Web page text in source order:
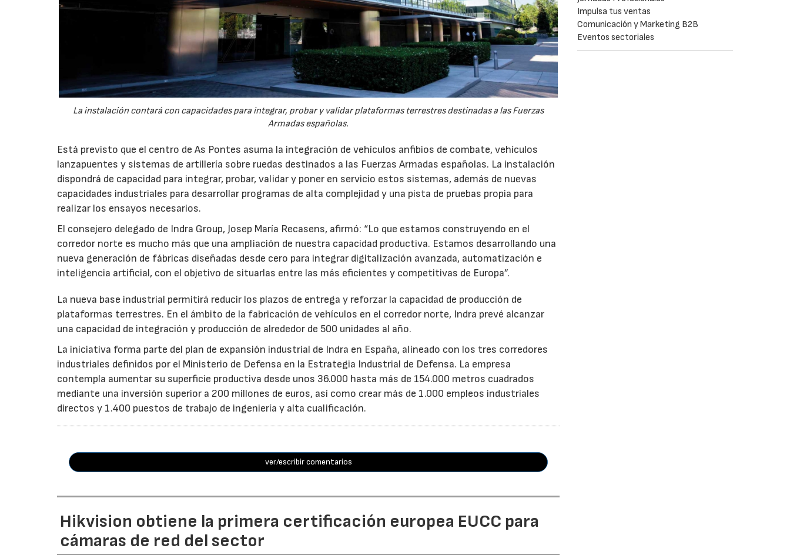
La instalación contará con capacidades para integrar, probar y validar plataformas terrestres destinadas a las Fuerzas
Armadas españolas.
Está previsto que el centro de As Pontes asuma la integración de vehículos anfibios de combate, vehículos
lanzapuentes y sistemas de artillería sobre ruedas destinados a las Fuerzas Armadas españolas. La instalación
dispondrá de capacidad para integrar, probar, validar y poner en servicio estos sistemas, además de nuevas
capacidades industriales para desarrollar programas de alta complejidad y una pista de pruebas propia para
realizar los ensayos necesarios.
El consejero delegado de Indra Group, Josep María Recasens, afirmó: “Lo que estamos construyendo en el
corredor norte es mucho más que una ampliación de nuestra capacidad productiva. Estamos desarrollando una
nueva generación de fábricas diseñadas desde cero para integrar digitalización avanzada, automatización e
inteligencia artificial, con el objetivo de situarlas entre las más eficientes y competitivas de Europa”.
La nueva base industrial permitirá reducir los plazos de entrega y reforzar la capacidad de producción de
plataformas terrestres. En el ámbito de la fabricación de vehículos en el corredor norte, Indra prevé alcanzar
una capacidad de integración y producción de alrededor de 500 unidades al año.
La iniciativa forma parte del plan de expansión industrial de Indra en España, alineado con los tres corredores
industriales definidos por el Ministerio de Defensa en la Estrategia Industrial de Defensa. La empresa
contempla aumentar su superficie productiva desde unos 36.000 hasta más de 154.000 metros cuadrados
mediante una inversión superior a 200 millones de euros, así como crear más de 1.000 empleos industriales
directos y 1.400 puestos de trabajo de ingeniería y alta cualificación.
ver/escribir comentarios
Hikvision obtiene la primera certificación europea EUCC para
cámaras de red del sector
Impulsa tus ventas
Comunicación y Marketing B2B
Eventos sectoriales